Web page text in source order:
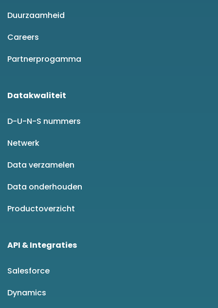
Duurzaamheid
Careers
Partnerprogamma
Datakwaliteit
D-U-N-S nummers
Netwerk
Data verzamelen
Data onderhouden
Productoverzicht
API & Integraties
Salesforce
Dynamics